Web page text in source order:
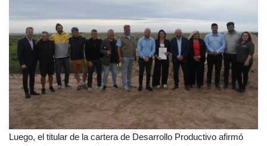
Luego, el titular de la cartera de Desarrollo Productivo afirmó